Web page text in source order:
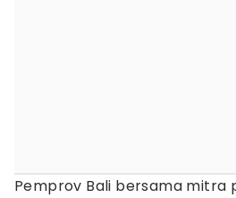
Pemprov Bali bersama mitra